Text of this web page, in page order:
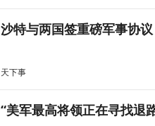
沙特与两国签重磅军事协
天下事
“美军最高将领正在寻找退